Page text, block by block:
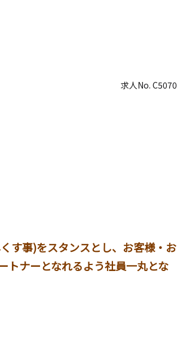
求人No. C5070
す事)をスタンスとし、お客様・お
トナーとなれるよう社員一丸とな